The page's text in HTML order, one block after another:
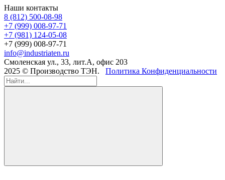
Наши контакты
8 (812) 500-08-98
+7 (999) 008-97-71
+7 (981) 124-05-08
+7 (999) 008-97-71
info@industriaten.ru
Смоленская ул., 33, лит.А, офис 203
2025 © Производство ТЭН. Политика Конфиденциальности